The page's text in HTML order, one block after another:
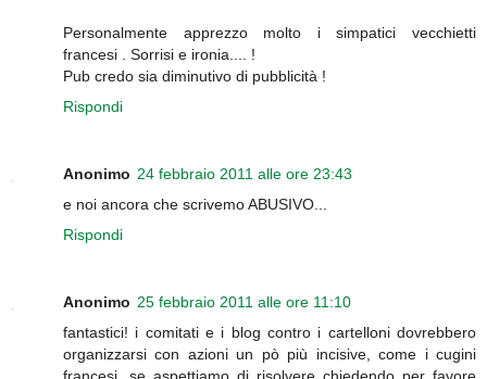
Personalmente apprezzo molto i simpatici vecchietti
francesi . Sorrisi e ironia.... !
Pub credo sia diminutivo di pubblicità !
Rispondi
Anonimo 24 febbraio 2011 alle ore 23:43
e noi ancora che scrivemo ABUSIVO...
Rispondi
Anonimo 25 febbraio 2011 alle ore 11:10
fantastici! i comitati e i blog contro i cartelloni dovrebbero
organizzarsi con azioni un pò più incisive, come i cugini